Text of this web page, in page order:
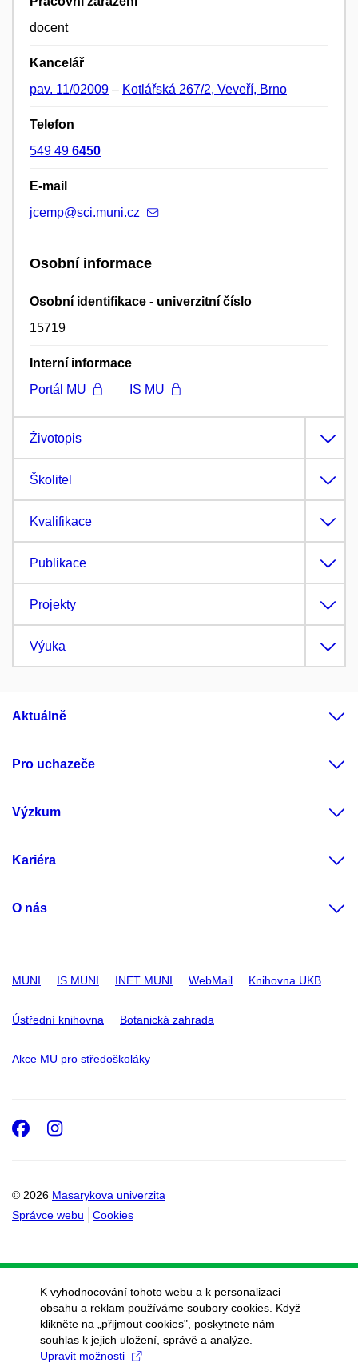
docent
Kancelář
pav. 11/02009 – Kotlářská 267/2, Veveří, Brno
Telefon
549 49 6450
E-mail
jcemp@sci.muni.cz
Osobní informace
Osobní identifikace - univerzitní číslo
15719
Interní informace
Portál MU
IS MU
Životopis
Školitel
Kvalifikace
Publikace
Projekty
Výuka
Aktuálně
Pro uchazeče
Výzkum
Kariéra
O nás
MUNI IS MUNI INET MUNI WebMail Knihovna UKB
Ústřední knihovna Botanická zahrada
Akce MU pro středoškoláky
© 2026 Masarykova univerzita
Správce webu
Cookies
Facebook
Instagram
K vyhodnocování tohoto webu a k personalizaci
obsahu a reklam používáme soubory cookies. Když
klikněte na „přijmout cookies", poskytnete nám
souhlas k jejich uložení, správě a analýze.
Upravit možnosti